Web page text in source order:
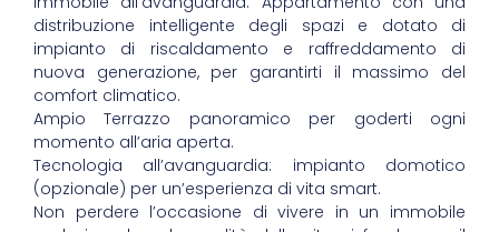
distribuzione intelligente degli spazi e dotato di
impianto di riscaldamento e raffreddamento di
nuova generazione, per garantirti il massimo del
comfort climatico.
Ampio Terrazzo panoramico per goderti ogni
momento all’aria aperta.
Tecnologia all’avanguardia: impianto domotico
(opzionale) per un’esperienza di vita smart.
Non perdere l’occasione di vivere in un immobile